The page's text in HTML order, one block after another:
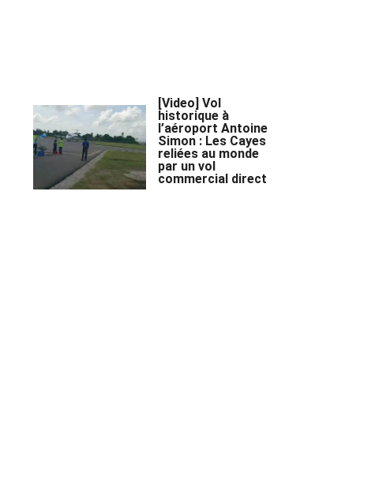
[Video] Vol
historique à
l’aéroport Antoine
Simon : Les Cayes
reliées au monde
par un vol
commercial direct